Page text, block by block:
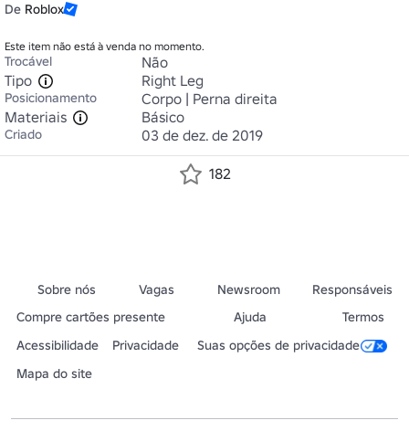
De Roblox
Este item não está à venda no momento.
Trocável
Não
Tipo
Right Leg
Posicionamento
Corpo | Perna direita
Materiais
Básico
Criado 03 de dez. de 2019
182
Sobre nós Vagas Newsroom
Responsáveis
Compre cartões presente
Ajuda
Termos
Acessibilidade
Privacidade
Suas opções de privacidade
Mapa do site